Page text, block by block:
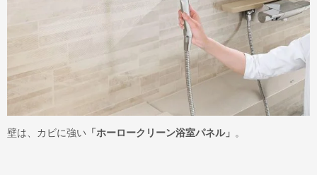
壁は、カビに強い 「ホーロークリーン浴室パネル」 。